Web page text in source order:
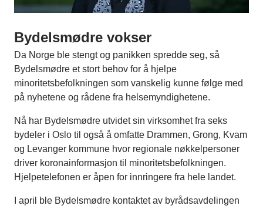
Bydelsmødre vokser
Da Norge ble stengt og panikken spredde seg, så
Bydelsmødre et stort behov for å hjelpe
minoritetsbefolkningen som vanskelig kunne følge med
på nyhetene og rådene fra helsemyndighetene.
Nå har Bydelsmødre utvidet sin virksomhet fra seks
bydeler i Oslo til også å omfatte Drammen, Grong, Kvam
og Levanger kommune hvor regionale nøkkelpersoner
driver koronainformasjon til minoritetsbefolkningen.
Hjelpetelefonen er åpen for innringere fra hele landet.
I april ble Bydelsmødre kontaktet av byrådsavdelingen